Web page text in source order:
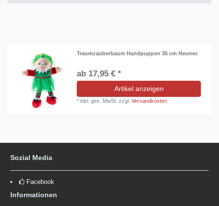
Traumzauberbaum Handpuppen 35 cm Heunec
ab 17,95 € *
Artikel anzeigen
*inkl. ges. MwSt. zzgl.Versandkosten
Sozial Media
Facebook
Informationen